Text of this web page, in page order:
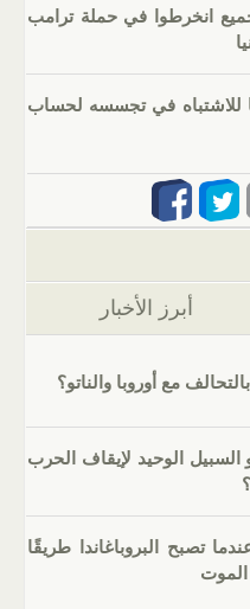
انخرطوا في حملة ترامب
للاشتباه في تجسسه لحساب
النشطة)
أبرز الأخبار
مع أوروبا والناتو؟
الوحيد لإيقاف الحرب
تصبح البروباغاندا طريقًا
الموت